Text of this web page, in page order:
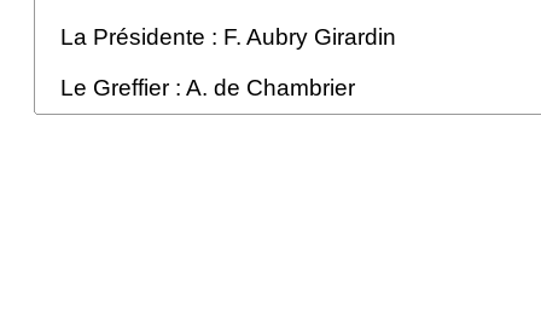
La Présidente : F. Aubry Girardin
Le Greffier : A. de Chambrier